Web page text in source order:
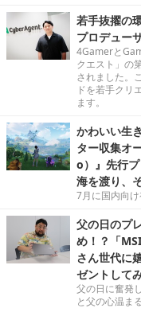
若手抜擢の
プロデュー
4Gamerと
クエスト」の
されました。
ドを若手クリ
ます。
かわいい生
ター収集オ
o）』先行プ
海を渡り、
7月に国内向
父の日のプ
め！？「
さん世代に
ゼントして
父の日に奮発
と父の心温ま